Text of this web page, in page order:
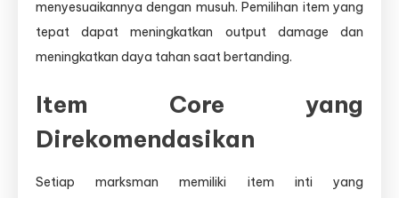
menyesuaikannya dengan musuh. Pemilihan item yang
tepat dapat meningkatkan output damage dan
meningkatkan daya tahan saat bertanding.
Item Core yang
Direkomendasikan
Setiap marksman memiliki item inti yang